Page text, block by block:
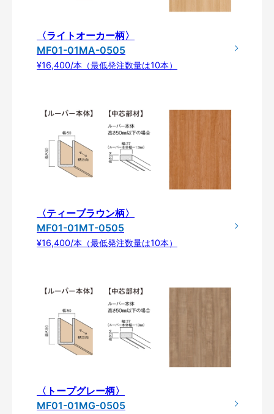
〈ライトオーカー柄〉
MF01-01MA-0505
¥16,400/本（最低発注数量は10本）
〈ティーブラウン柄〉
MF01-01MT-0505
¥16,400/本（最低発注数量は10本）
〈トープグレー柄〉
MF01-01MG-0505